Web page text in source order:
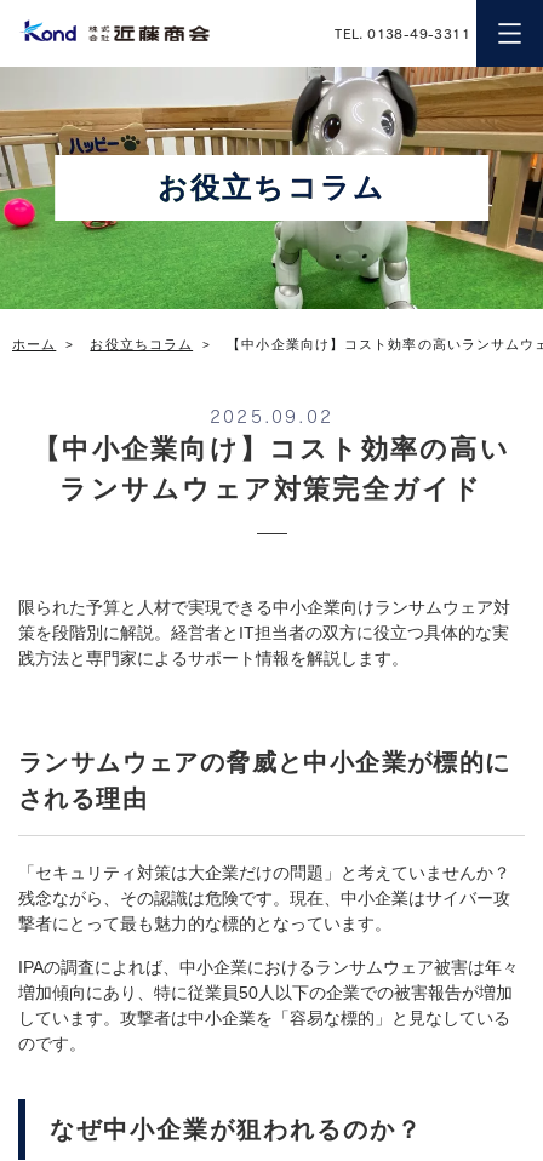
近藤商会
TEL. 0138-49-3311
お役立ちコラム
ホーム お役立ちコラム 【中小企業向け】コスト効率の高いランサムウ
2025.09.02
【中小企業向け】コスト効率の高い
ランサムウェア対策完全ガイド
限られた予算と人材で実現できる中小企業向けランサムウェア対
策を段階別に解説。経営者とIT担当者の双方に役立つ具体的な実
践方法と専門家によるサポート情報を解説します。
ランサムウェアの脅威と中小企業が標的に
される理由
「セキュリティ対策は大企業だけの問題」と考えていませんか？
残念ながら、その認識は危険です。現在、中小企業はサイバー攻
撃者にとって最も魅力的な標的となっています。
IPAの調査によれば、中小企業におけるランサムウェア被害は年々
増加傾向にあり、特に従業員50人以下の企業での被害報告が増加
しています。攻撃者は中小企業を「容易な標的」と見なしている
のです。
なぜ中小企業が狙われるのか？